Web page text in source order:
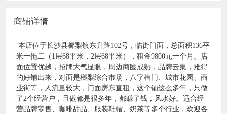
商铺详情
本店位于长沙县榔梨镇东升路102号，临街门面，总面积136平
米一拖二（1层68平米，2层68平米），租金9800元一个月。店
面位置优越，招牌大气显眼，周边商圈成熟，品牌云集，难得
的好铺出来，对面是榔梨综合市场，八字槽门、城市花园、商
业街等，人流量较大，门面房东直租，这个铺这么多年，只做
了2个经营户，且做都是很多年，都赚了钱，风水好。适合经
营品牌零售、咖啡甜品、服装鞋帽、奶茶等多个行业，欢迎各